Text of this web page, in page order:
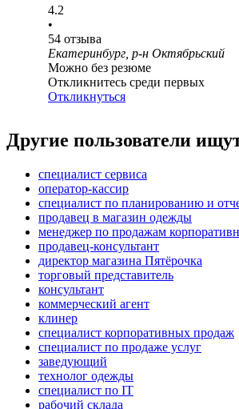
4.2
•
54 отзыва
Екатеринбург, р-н Октябрьский
Можно без резюме
Откликнитесь среди первых
Откликнуться
Другие пользователи
специалист сервиса
оператор-кассир
специалист по планированию и
продавец в магазин одежды
менеджер по продажам
продавец-консультант
директор магазина Пятёрочка
торговый представитель
консультант
коммерческий агент
клинер
специалист корпоративных продаж
специалист по продаже услуг
заведующий
технолог одежды
специалист по IT
рабочий склада